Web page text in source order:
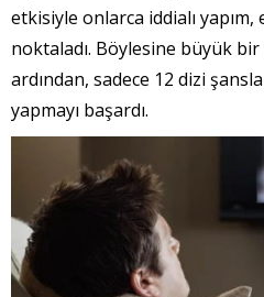
etkisiyle onlarca iddialı
noktaladı. Böylesine büyük
ardından, sadece 12 dizi
yapmayı başardı.